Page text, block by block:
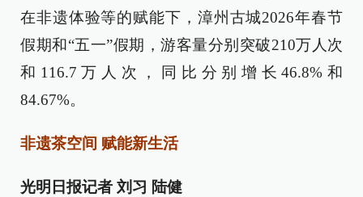
在非遗体验等的赋能下，漳州古城2026年春节
假期和“五一”假期，游客量分别突破210万人次
和116.7万人次，同比分别增长46.8%和
84.67%。
非遗茶空间 赋能新生活
光明日报记者 刘习 陆健